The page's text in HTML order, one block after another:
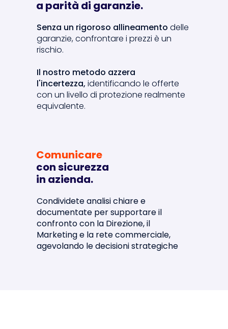
Comunicare
con sicurezza
in azienda.
Condividete analisi chiare e
documentate per supportare il
confronto con la Direzione, il
Marketing e la rete commerciale,
agevolando le decisioni strategiche
a parità di garanzie.
Senza un rigoroso allineamento delle
garanzie, confrontare i prezzi è un
rischio.
Il nostro metodo azzera
l'incertezza,identificando le offerte
con un livello di protezione realmente
equivalente.